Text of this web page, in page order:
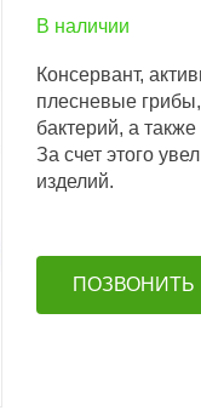
В наличии
Консервант,
плесневые
бактерий, а
За счет этого
изделий.
ПОЗВОНИТЬ